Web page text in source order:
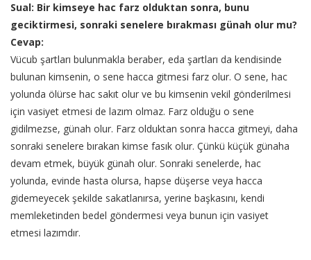
Sual: Bir kimseye hac farz olduktan sonra, bunu
geciktirmesi, sonraki senelere bırakması günah olur mu?
Cevap:
Vücub şartları bulunmakla beraber, eda şartları da kendisinde
bulunan kimsenin, o sene hacca gitmesi farz olur. O sene, hac
yolunda ölürse hac sakıt olur ve bu kimsenin vekil gönderilmesi
için vasiyet etmesi de lazım olmaz. Farz olduğu o sene
gidilmezse, günah olur. Farz olduktan sonra hacca gitmeyi, daha
sonraki senelere bırakan kimse fasık olur. Çünkü küçük günaha
devam etmek, büyük günah olur. Sonraki senelerde, hac
yolunda, evinde hasta olursa, hapse düşerse veya hacca
gidemeyecek şekilde sakatlanırsa, yerine başkasını, kendi
memleketinden bedel göndermesi veya bunun için vasiyet
etmesi lazımdır.